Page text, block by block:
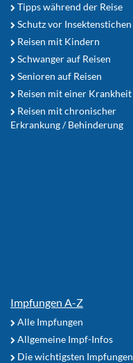
Tipps während der Reise
Schutz vor Insektenstichen
Reisen mit Kindern
Schwanger auf Reisen
Senioren auf Reisen
Reisen mit einer Krankheit
Reisen mit chronischer
Erkrankung / Behinderung
Impfungen A-Z
Alle Impfungen
Allgemeine Impf-Infos
Die wichtigsten Impfungen